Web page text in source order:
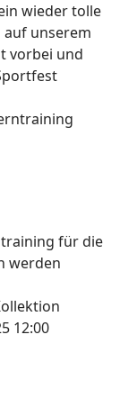
wieder tolle
auf unserem
vorbei und
für die
werden
12:00